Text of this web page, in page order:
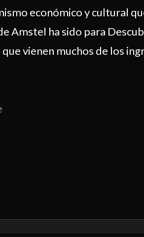
económico y cultural
Amstel ha sido para
vienen muchos de los